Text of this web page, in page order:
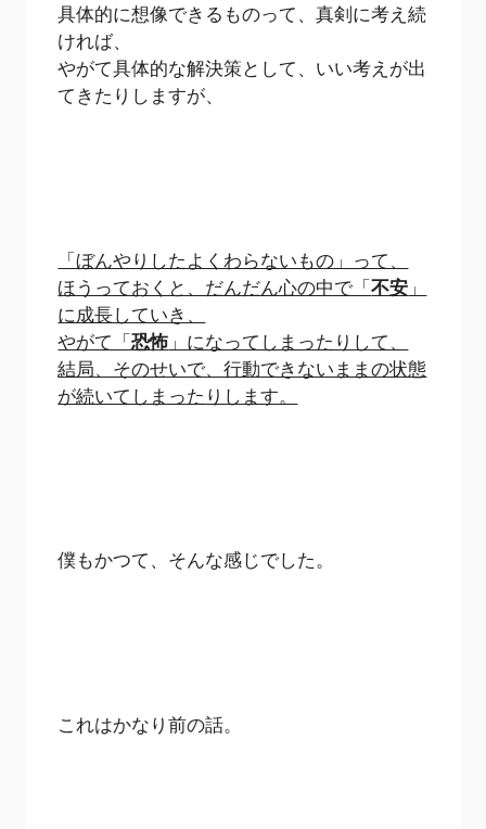
具体的に想像できるものって、真剣に考え続
ければ、
やがて具体的な解決策として、いい考えが出
てきたりしますが、
「ぼんやりしたよくわらないもの」って、
ほうっておくと、だんだん心の中で「不安 」
に成長していき、
やがて「恐怖 」になってしまったりして、
結局、そのせいで、行動できないままの状態
が続いてしまったりします。
僕もかつて、そんな感じでした。
これはかなり前の話。